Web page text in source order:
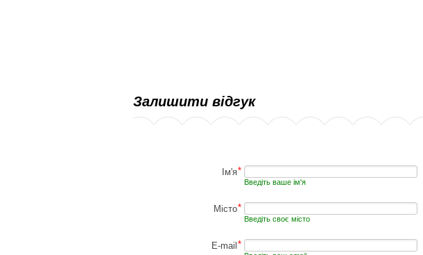
Залишити відгук
Ім'я*
Введіть ваше ім'я
Місто*
Введіть своє місто
E-mail*